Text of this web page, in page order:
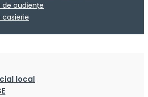
de audiențe
casierie
local